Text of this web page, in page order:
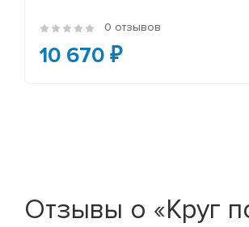
0 отзывов
10 670 ₽
Отзывы о «Круг